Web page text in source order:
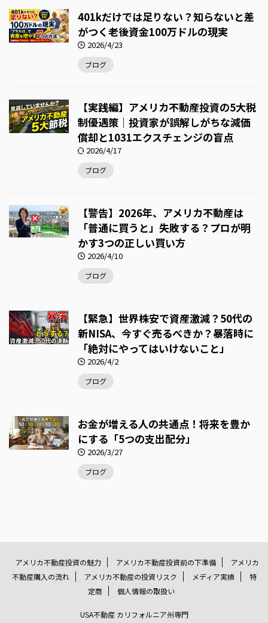
401kだけでは足りない？知らないと差
がつく老後資金100万ドルの現実
2026/4/23
ブログ
【実践編】アメリカ不動産投資の5大税
制優遇策｜投資家が誤解しがちな減価
償却と1031エクスチェンジの盲点
2026/4/17
ブログ
【警告】2026年、アメリカ不動産は
「普通に買うと」失敗する？プロが明
かす3つの正しい買い方
2026/4/10
ブログ
【緊急】世界株安で資産激減？50代の
新NISA、今すぐ売るべきか？暴落時に
「絶対にやってはいけないこと」
2026/4/2
ブログ
お金が増える人の共通点！将来を豊か
にする「5つの支出配分」
2026/3/27
ブログ
アメリカ不動産投資の魅力 アメリカ不動産投資前の下準備
アメリカ
不動産購入の流れ
アメリカ不動産の投資リスク メディア実績
特
定商
個人情報の取扱い
USA不動産 カリフォルニア州専門